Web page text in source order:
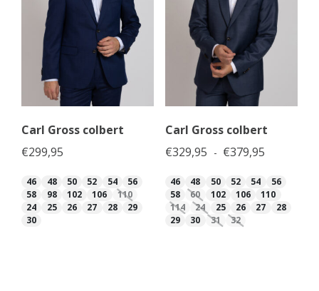
Carl Gross colbert
€299,95
46 48 50 52 54
56
58
98 102 106
110
24
25 26 27 28
29
30
Carl Gross colbert
€329,95 - €379,95
46 48 50 52 54
56
58
60 102 106
110
114
24 25 26 27
28
29
30 31 32